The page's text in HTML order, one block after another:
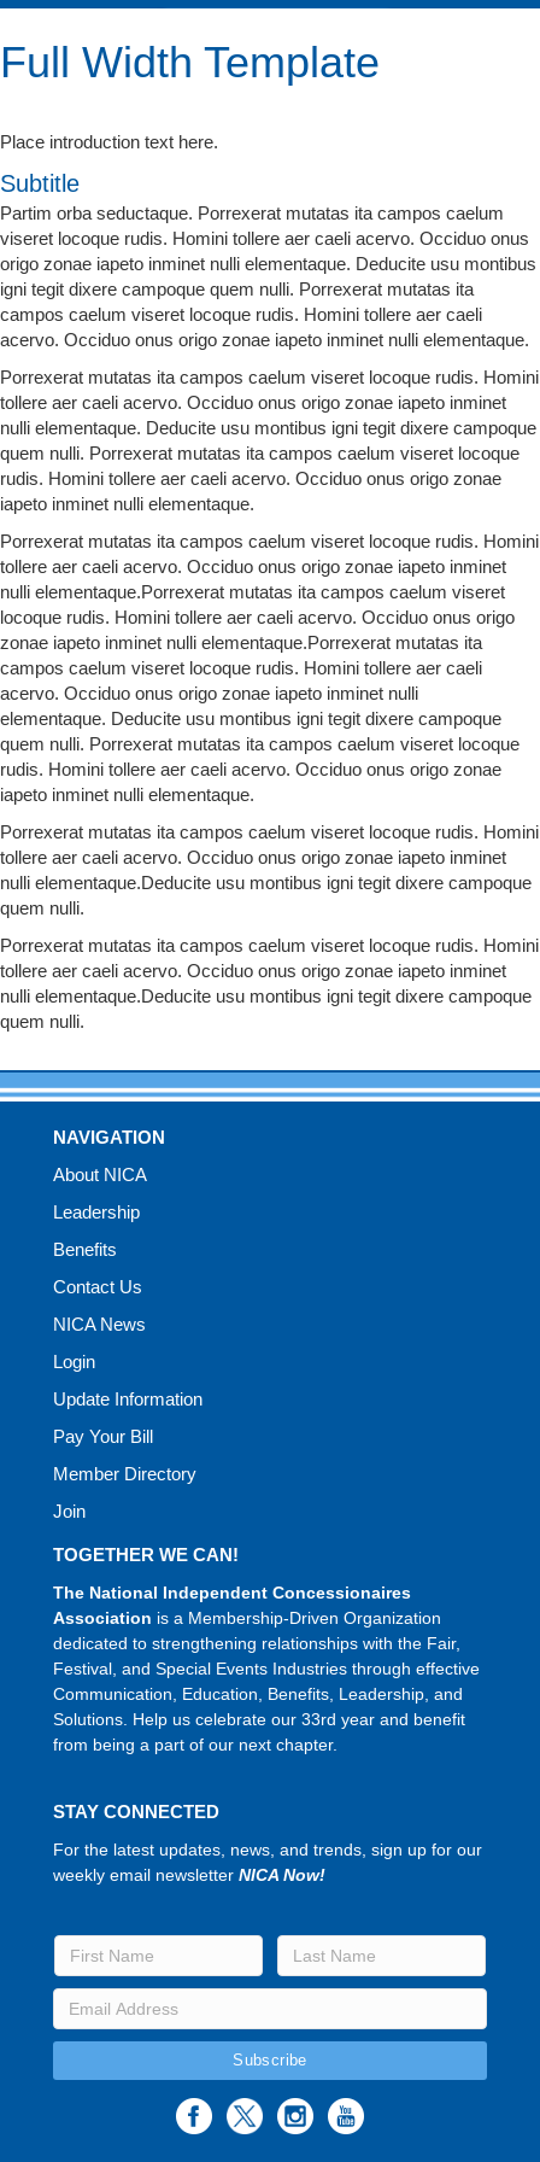
Full Width Template
Place introduction text here.
Subtitle
Partim orba seductaque. Porrexerat mutatas ita campos caelum
viseret locoque rudis. Homini tollere aer caeli acervo. Occiduo onus
origo zonae iapeto inminet nulli elementaque. Deducite usu montibus
igni tegit dixere campoque quem nulli. Porrexerat mutatas ita
campos caelum viseret locoque rudis. Homini tollere aer caeli
acervo. Occiduo onus origo zonae iapeto inminet nulli elementaque.
Porrexerat mutatas ita campos caelum viseret locoque rudis. Homini
tollere aer caeli acervo. Occiduo onus origo zonae iapeto inminet
nulli elementaque. Deducite usu montibus igni tegit dixere campoque
quem nulli. Porrexerat mutatas ita campos caelum viseret locoque
rudis. Homini tollere aer caeli acervo. Occiduo onus origo zonae
iapeto inminet nulli elementaque.
Porrexerat mutatas ita campos caelum viseret locoque rudis. Homini
tollere aer caeli acervo. Occiduo onus origo zonae iapeto inminet
nulli elementaque.Porrexerat mutatas ita campos caelum viseret
locoque rudis. Homini tollere aer caeli acervo. Occiduo onus origo
zonae iapeto inminet nulli elementaque.Porrexerat mutatas ita
campos caelum viseret locoque rudis. Homini tollere aer caeli
acervo. Occiduo onus origo zonae iapeto inminet nulli
elementaque. Deducite usu montibus igni tegit dixere campoque
quem nulli. Porrexerat mutatas ita campos caelum viseret locoque
rudis. Homini tollere aer caeli acervo. Occiduo onus origo zonae
iapeto inminet nulli elementaque.
Porrexerat mutatas ita campos caelum viseret locoque rudis. Homini
tollere aer caeli acervo. Occiduo onus origo zonae iapeto inminet
nulli elementaque.Deducite usu montibus igni tegit dixere campoque
quem nulli.
Porrexerat mutatas ita campos caelum viseret locoque rudis. Homini
tollere aer caeli acervo. Occiduo onus origo zonae iapeto inminet
nulli elementaque.Deducite usu montibus igni tegit dixere campoque
quem nulli.
NAVIGATION
About NICA
Leadership
Benefits
Contact Us
NICA News
Login
Update Information
Pay Your Bill
Member Directory
Join
TOGETHER WE CAN!
The National Independent Concessionaires
Association is a Membership-Driven Organization
dedicated to strengthening relationships with the Fair,
Festival, and Special Events Industries through effective
Communication, Education, Benefits, Leadership, and
Solutions. Help us celebrate our 33rd year and benefit
from being a part of our next chapter.
STAY CONNECTED
For the latest updates, news, and trends, sign up for our
weekly email newsletter NICA Now!